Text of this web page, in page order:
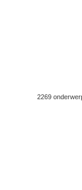
2269